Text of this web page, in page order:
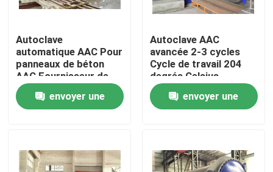
À propos de nous
Visite de l'usine
Contrôle de la qualité
Nouvelles
Autoclave
automatique AAC Pour
panneaux de béton
AAC Fournisseur de
services de
productionenvoyer une
Autoclave AAC
avancée 2-3 cycles
Cycle de travail 204
degrés Celsius
Température de
conceptionenvoyer une